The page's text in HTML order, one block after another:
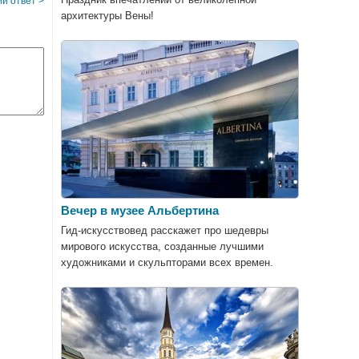
архитектуры Вены!
Вечер в музее Альбертина
Гид-искусствовед расскажет про шедевры
мирового искусства, созданные лучшими
художниками и скульпторами всех времен.